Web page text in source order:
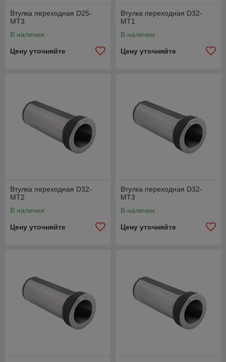
Втулка переходная D25-
MT3
В наличии
Цену уточняйте
Втулка переходная D32-
MT1
В наличии
Цену уточняйте
Втулка переходная D32-
MT2
В наличии
Цену уточняйте
Втулка переходная D32-
MT3
В наличии
Цену уточняйте